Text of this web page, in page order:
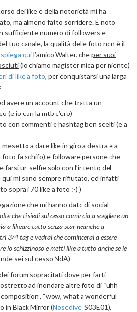
dei like e della notorietà mi ha
ma almeno fatto sorridere. È noto
sufficiente numero di followers e
tuo canale, la qualità delle foto non è il
quil’amico Walter, cheper suoi
(lo chiamo magister mica per niente)
di like a foto, per conquistarsi una larga
avere un account che tratta un
(e io con la mtb c’ero)
con commenti e hashtag ben scelti (e a
mesetto a dare like in giro a destra e a
foto fa schifo) e followare persone che
farsi un selfie solo con l’intento del
qui mi sono sempre rifiutato, ed infatti
sopra i 70 like a foto :-) )
che mi hanno dato di social
che ti siedi sul cesso comincia a scegliere un
a likeare tutto senza star neanche a
3/4 tag e vedrai che comincerai a essere
lo schizzinoso e metti like a tutto anche se le
sei sul cesso NdA)
dei forum sopracitati dove per farti
ad inondare altre foto di “uhh
composition”, “wow, what a wonderful
in Black Mirror (Nosedive, S03E01),